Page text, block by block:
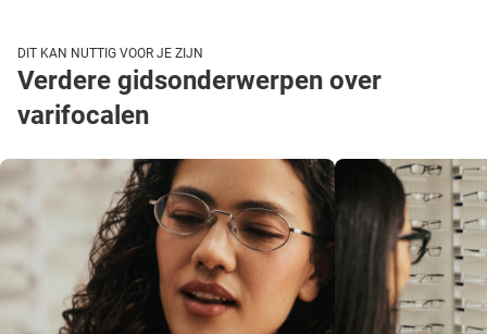
DIT KAN NUTTIG VOOR JE ZIJN
Verdere gidsonderwerpen over
varifocalen